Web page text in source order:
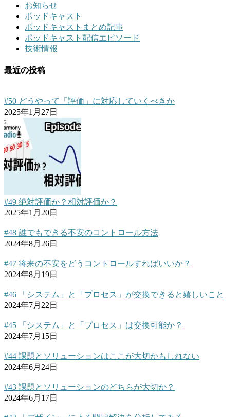
お知らせ
ポッドキャスト
ポッドキャストまとめ記事
ポッドキャスト配信エピソード
技術情報
最近の投稿
#50 どうやって「評価」に対応していくべきか
2025年1月27日
#49 絶対評価か？相対評価か？
2025年1月20日
#48 誰でもできる不安のコントロール方法
2024年8月26日
#47 将来の不安をどうコントロールすればいいか？
2024年8月19日
#46 「システム」と「プロセス」が交換できると嬉しいこと
2024年7月22日
#45 「システム」と「プロセス」は交換可能か？
2024年7月15日
#44 課題とソリューションはここが大切かもしれない
2024年6月24日
#43 課題とソリューションのどちらが大切か？
2024年6月17日